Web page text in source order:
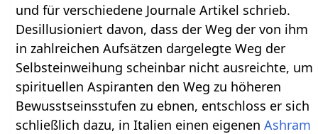
und für verschiedene Journale Artikel schrieb.
Desillusioniert davon, dass der Weg der von ihm
in zahlreichen Aufsätzen dargelegte Weg der
Selbsteinweihung scheinbar nicht ausreichte, um
spirituellen Aspiranten den Weg zu höheren
Bewusstseinsstufen zu ebnen, entschloss er sich
schließlich dazu, in Italien einen eigenenAshram